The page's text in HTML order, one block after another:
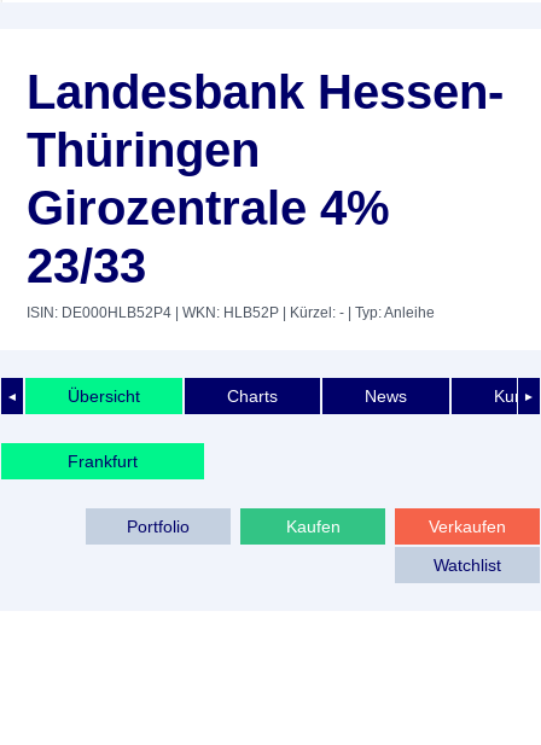
Landesbank Hessen-
Thüringen
Girozentrale 4%
23/33
ISIN: DE000HLB52P4 | WKN: HLB52P | Kürzel: - | Typ: Anleihe
◄ ►
Übersicht Charts News
Frankfurt
Verkaufen
Kaufen
Portfolio
Watchlist